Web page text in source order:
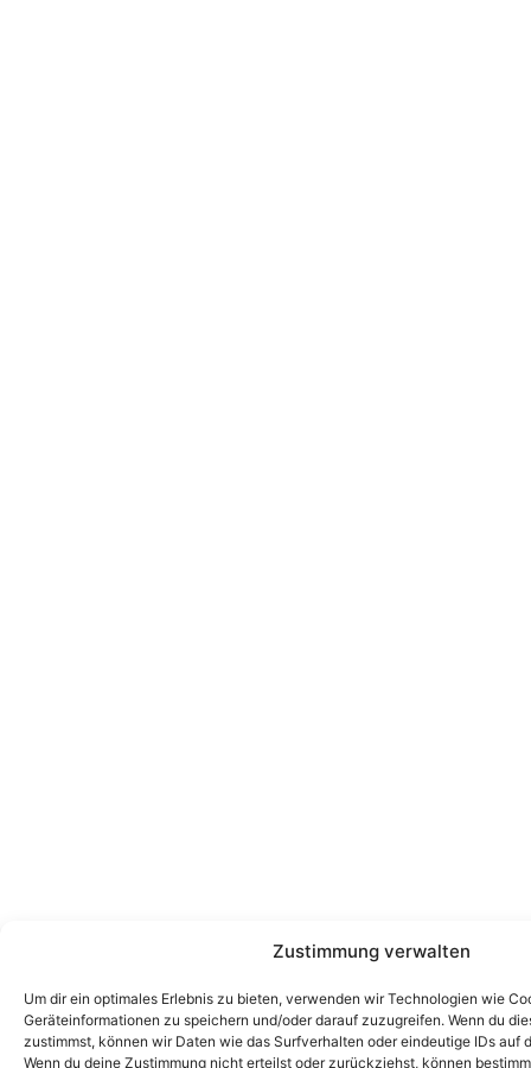
Zustimmung verwalten
Um dir ein optimales Erlebnis zu bieten, verwenden wir Technologien wie
Geräteinformationen zu speichern und/oder darauf zuzugreifen. Wenn du
zustimmst, können wir Daten wie das Surfverhalten oder eindeutige IDs auf
Wenn du deine Zustimmung nicht erteilst oder zurückziehst, können